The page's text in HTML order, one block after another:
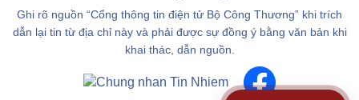
Ghi rõ nguồn “Cổng thông tin điện tử Bộ Công Thương” khi trích
dẫn lại tin từ địa chỉ này và phải được sự đồng ý bằng văn bản khi
khai thác, dẫn nguồn.